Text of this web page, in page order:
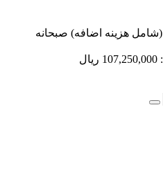
(شامل هزینه اضافه) صبحانه
107,250,000 ریال